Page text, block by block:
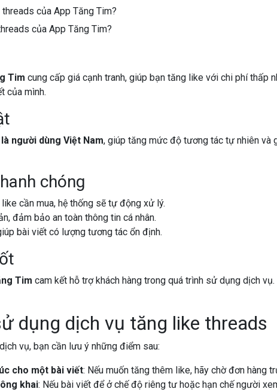
của App Tăng Tim?
Tim cung cấp giá cạnh tranh, giúp bạn tăng like với chi phí thấp
của mình.
người dùng Việt Nam, giúp tăng mức độ tương tác tự nhiên và
chóng
cần mua, hệ thống sẽ tự động xử lý.
đảm bảo an toàn thông tin cá nhân.
bài viết có lượng tương tác ổn định.
Tim cam kết hỗ trợ khách hàng trong quá trình sử dụng dịch
dụng dịch vụ tăng like threads
vụ, bạn cần lưu ý những điểm sau:
cho một bài viết: Nếu muốn tăng thêm like, hãy chờ đơn hàng
khai: Nếu bài viết để ở chế độ riêng tư hoặc hạn chế người